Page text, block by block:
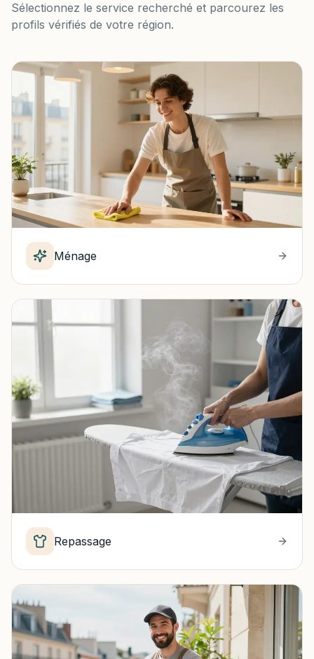
Sélectionnez le service recherché et parcourez les
profils vérifiés de votre région.
Ménage
Repassage